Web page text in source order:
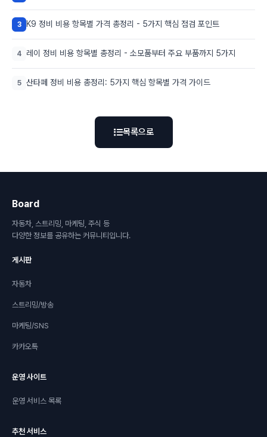
3 K9 정비 비용 항목별 가격 총정리 - 5가지 핵심 점검 포인트
4 레이 정비 비용 항목별 총정리 - 소모품부터 주요 부품까지 5가지
5 산타페 정비 비용 총정리: 5가지 핵심 항목별 가격 가이드
목록으로
Board
자동차, 스트리밍, 마케팅, 주식 등
다양한 정보를 공유하는 커뮤니티입니다.
게시판
자동차
스트리밍/방송
마케팅/SNS
카카오톡
운영 사이트
운영 서비스 목록
추천 서비스